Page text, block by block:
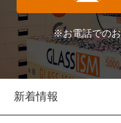
※お電話での
新着情報